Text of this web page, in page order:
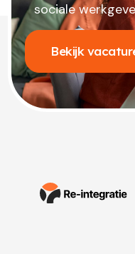
sociale
Bekijk